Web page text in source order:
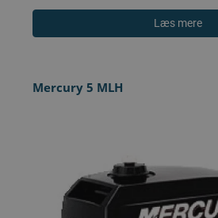
Læs mere
Mercury 5 MLH